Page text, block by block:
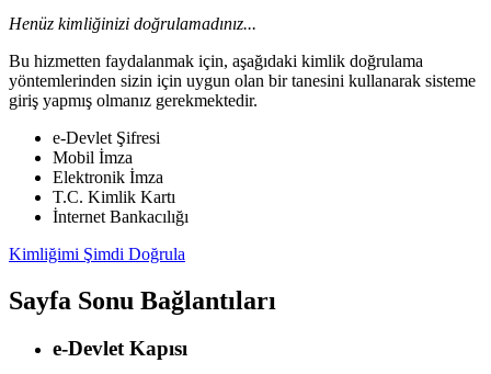
Henüz kimliğinizi doğrulamadınız...
Bu hizmetten faydalanmak için, aşağıdaki kimlik doğrulama
yöntemlerinden sizin için uygun olan bir tanesini kullanarak sisteme
giriş yapmış olmanız gerekmektedir.
e-Devlet Şifresi
Mobil İmza
Elektronik İmza
T.C. Kimlik Kartı
İnternet Bankacılığı
Kimliğimi Şimdi Doğrula
Sayfa Sonu Bağlantıları
e-Devlet Kapısı